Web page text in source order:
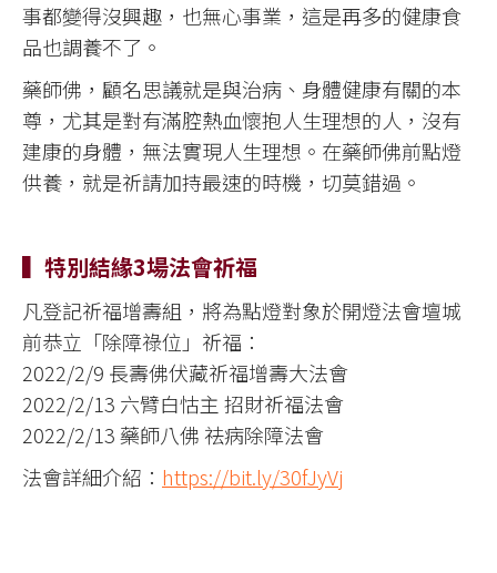
事都變得沒興趣，也無心事業，這是再多的健康食
品也調養不了。
藥師佛，顧名思議就是與治病、身體健康有關的本
尊，尤其是對有滿腔熱血懷抱人生理想的人，沒有
建康的身體，無法實現人生理想。在藥師佛前點燈
供養，就是祈請加持最速的時機，切莫錯過。
▍特別結緣3場法會祈福
凡登記祈福增壽組，將為點燈對象於開燈法會壇城
前恭立「除障祿位」祈福：
2022/2/9 長壽佛伏藏祈福增壽大法會
2022/2/13 六臂白怙主 招財祈福法會
2022/2/13 藥師八佛 祛病除障法會
法會詳細介紹： https://bit.ly/30fJyVj